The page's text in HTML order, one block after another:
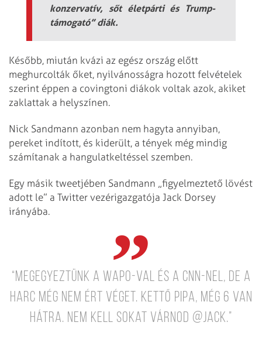
konzervatív, sőt életpárti és Trump-
támogató” diák.
Később, miután kvázi az egész ország előtt
meghurcolták őket, nyilvánosságra hozott felvételek
szerint éppen a covingtoni diákok voltak azok, akiket
zaklattak a helyszínen.
Nick Sandmann azonban nem hagyta annyiban,
pereket indított, és kiderült, a tények még mindig
számítanak a hangulatkeltéssel szemben.
Egy másik tweetjében Sandmann „figyelmeztető lövést
adott le” a Twitter vezérigazgatója Jack Dorsey
irányába.
“Megegyeztünk a WAPO-val és a CNN-nel, de a
harc még nem ért véget. Kettő pipa, még 6 van
hátra. Nem kell sokat várnod @jack.”